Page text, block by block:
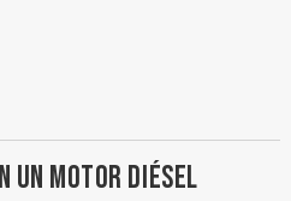
UN MOTOR DIÉSEL